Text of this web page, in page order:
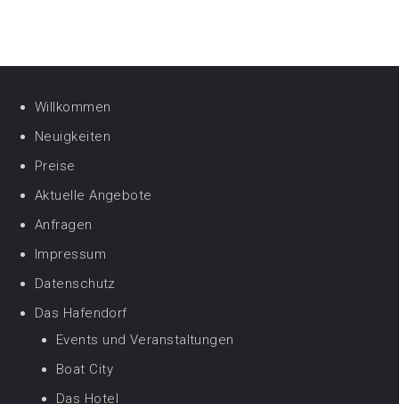
Willkommen
Neuigkeiten
Preise
Aktuelle Angebote
Anfragen
Impressum
Datenschutz
Das Hafendorf
Events und Veranstaltungen
Boat City
Das Hotel